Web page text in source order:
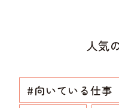
人気
#向いている仕事